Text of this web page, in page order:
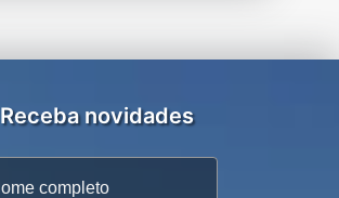
Receba novidades